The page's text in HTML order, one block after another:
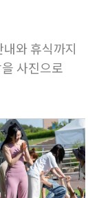
와 휴식까지
사진으로